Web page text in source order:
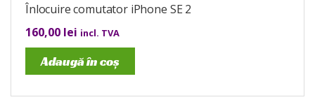
Înlocuire comutator iPhone SE 2
160,00 lei incl. TVA
Adaugă în coș